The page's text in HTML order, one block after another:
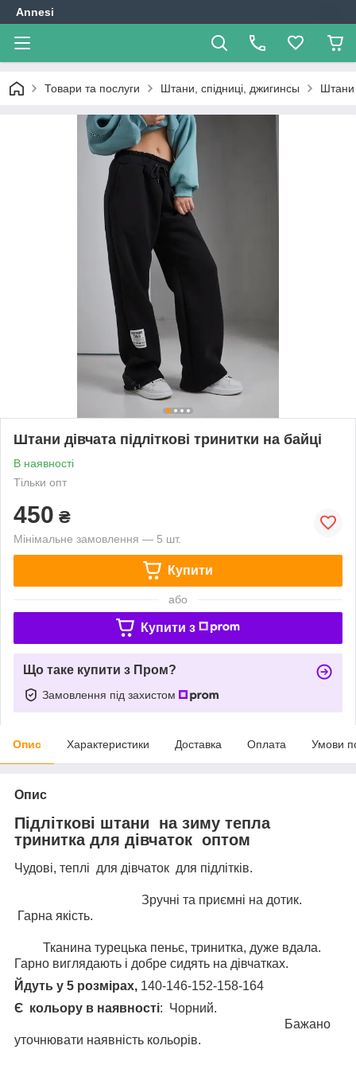
Annesi
Товари та послуги Штани, спідниці, джигинсы Штани
Штани дівчата підліткові тринитки на байці
В наявності
Тільки опт
450 ₴
Мінімальне замовлення — 5 шт.
Купити
або
Купити з
Що таке купити з Пром?
Замовлення під захистом
Опис Характеристики Доставка Оплата Умови
Опис
Підліткові штани на зиму тепла
тринитка для дівчаток оптом
Чудові, теплі для дівчаток для підлітків.
Зручні та приємні на дотик.
Гарна якість.
Тканина турецька пеньє, тринитка, дуже вдала.
Гарно виглядають і добре сидять на дівчатках.
Йдуть у 5 розмірах, 140-146-152-158-164
Є кольору в наявності: Чорний.
Бажано
уточнювати наявність кольорів.